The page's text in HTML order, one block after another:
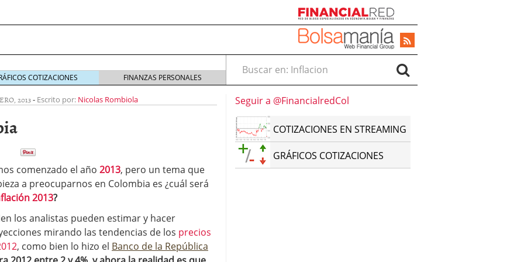
digital en el mundo del headhunting:
de talento
digital en el mundo del headhunting:
de talento
septiembre 16, 2025
¿pueden ser un refugio ante la inflación?
COTIZACIONES FINANZAS PERSONALES
Buscar en:
2013- Escrito por: Nicolas Rombiola
comenzado el año 2013, pero un tema que
a preocuparnos en Colombia es ¿cuál será
2013?
los analistas pueden estimar y hacer
mirando las tendencias de los precios
, como bien lo hizo el Banco de la República
Seguir a @FinancialredCol
COTIZACIONES EN STREAMING
GRÁFICOS COTIZACIONES